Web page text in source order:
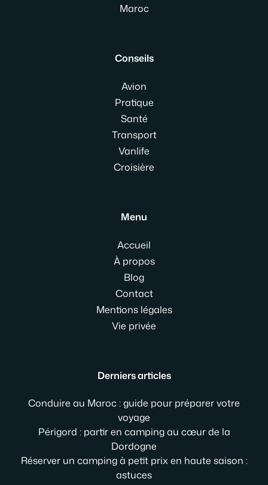
Maroc
Conseils
Avion
Pratique
Santé
Transport
Vanlife
Croisière
Menu
Accueil
À propos
Blog
Contact
Mentions légales
Vie privée
Derniers articles
Conduire au Maroc : guide pour préparer votre
voyage
Périgord : partir en camping au cœur de la
Dordogne
Réserver un camping à petit prix en haute saison :
astuces